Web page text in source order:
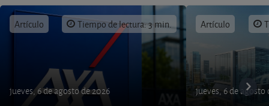
Artículo Tiempo de lectura: 3 min.
jueves, 6 de agosto de 2026
Artículo
jueves, 6 de agosto